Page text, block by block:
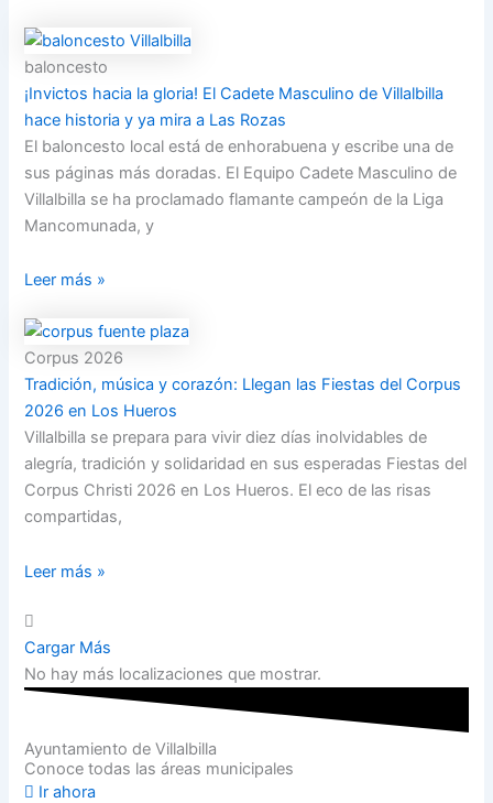
baloncesto
¡Invictos hacia la gloria! El Cadete Masculino de Villalbilla
hace historia y ya mira a Las Rozas
El baloncesto local está de enhorabuena y escribe una de
sus páginas más doradas. El Equipo Cadete Masculino de
Villalbilla se ha proclamado flamante campeón de la Liga
Mancomunada, y
Leer más »
Corpus 2026
Tradición, música y corazón: Llegan las Fiestas del Corpus
2026 en Los Hueros
Villalbilla se prepara para vivir diez días inolvidables de
alegría, tradición y solidaridad en sus esperadas Fiestas del
Corpus Christi 2026 en Los Hueros. El eco de las risas
compartidas,
Leer más »
Cargar Más
No hay más localizaciones que mostrar.
Ayuntamiento de Villalbilla
Conoce todas las áreas municipales
Ir ahora